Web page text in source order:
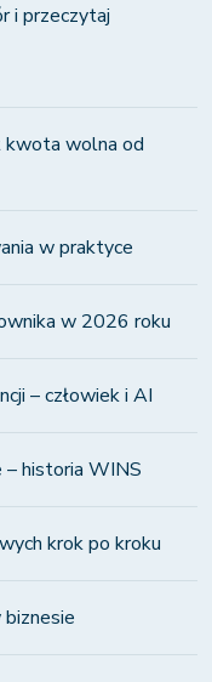
i przeczytaj
wolna od
w praktyce
w 2026 roku
– człowiek i AI
– historia WINS
krok po kroku